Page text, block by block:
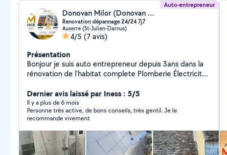
Auto-entrepreneur
Donovan Milor (Donovan Milor)
Renovation dépannage 24/24 7j7
Auxerre (St-Julien-Darnus)
4/5 (7 avis)
Présentation
Bonjour je suis auto entrepreneur depuis 3ans dans la
rénovation de l'habitat complete Plomberie Électricité
Domotique Je serait répondre à votre demande je
reste à votre entière disposition
Dernier avis laissé par Iness : 5/5
Il y a plus de 6 mois
Personne très active, de bons conseils, très gentil. Je le
recommande vivement